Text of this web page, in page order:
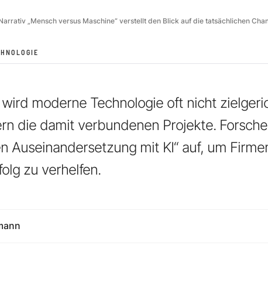
„Mensch versus Maschine“ verstellt den Blick auf die tatsächlichen
moderne Technologie oft nicht
die damit verbundenen Projekte.
Auseinandersetzung mit KI“ auf, um
zu verhelfen.